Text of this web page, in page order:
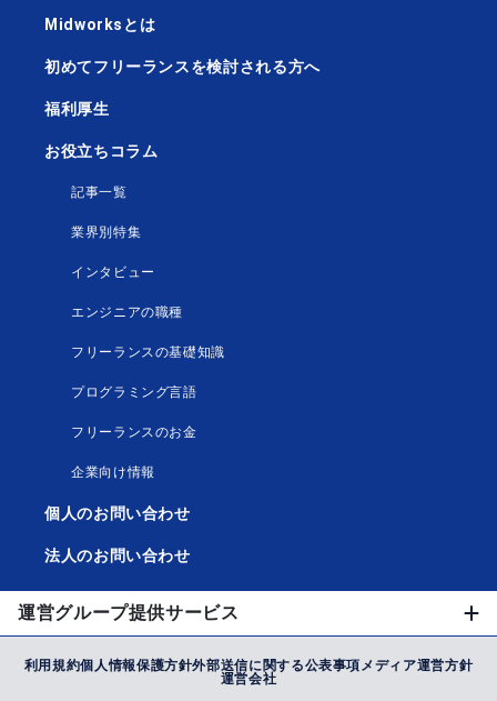
Midworksとは
初めてフリーランスを検討される方へ
福利厚生
お役立ちコラム
記事一覧
業界別特集
インタビュー
エンジニアの職種
フリーランスの基礎知識
プログラミング言語
フリーランスのお金
企業向け情報
個人のお問い合わせ
法人のお問い合わせ
運営グループ提供サービス
利用規約個人情報保護方針外部送信に関する公表事項メディア運営方針
運営会社